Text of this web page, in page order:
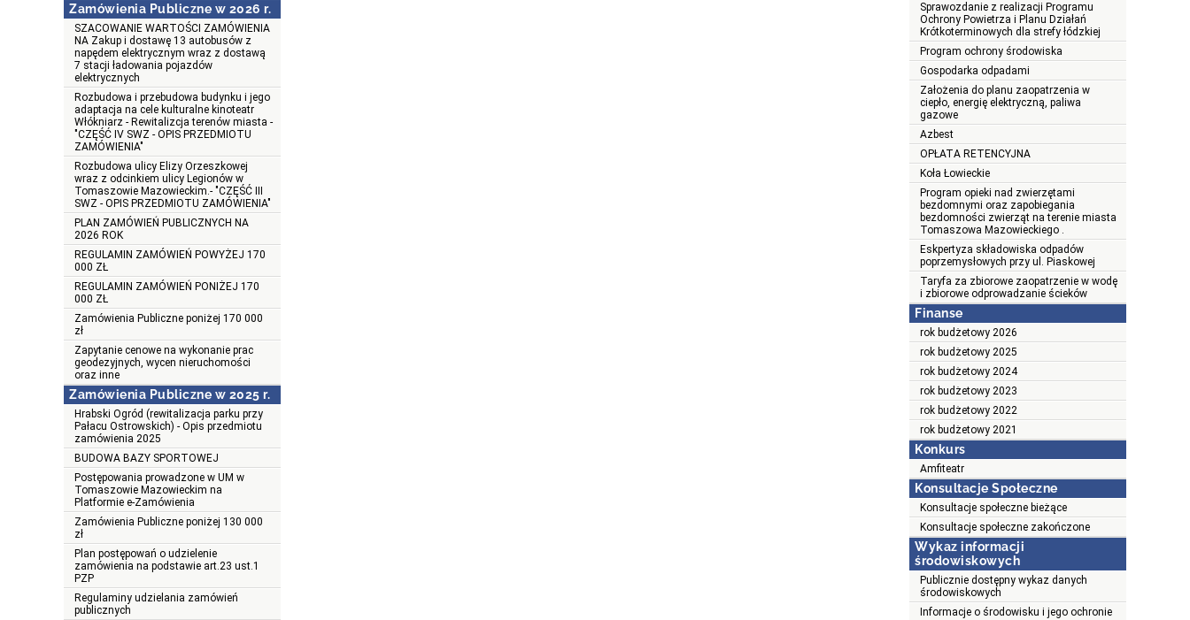
Zamówienia Publiczne w 2026 r.
SZACOWANIE WARTOŚCI ZAMÓWIENIA
NA Zakup i dostawę 13 autobusów z
napędem elektrycznym wraz z dostawą
7 stacji ładowania pojazdów
elektrycznych
Rozbudowa i przebudowa budynku i jego
adaptacja na cele kulturalne kinoteatr
Włókniarz - Rewitalizcja terenów miasta -
"CZĘŚĆ IV SWZ - OPIS PRZEDMIOTU
ZAMÓWIENIA"
Rozbudowa ulicy Elizy Orzeszkowej
wraz z odcinkiem ulicy Legionów w
Tomaszowie Mazowieckim.- "CZĘŚĆ III
SWZ - OPIS PRZEDMIOTU ZAMÓWIENIA"
PLAN ZAMÓWIEŃ PUBLICZNYCH NA
2026 ROK
REGULAMIN ZAMÓWIEŃ POWYŻEJ 170
000 ZŁ
REGULAMIN ZAMÓWIEŃ PONIŻEJ 170
000 ZŁ
Zamówienia Publiczne poniżej 170 000
zł
Zapytanie cenowe na wykonanie prac
geodezyjnych, wycen nieruchomości
oraz inne
Zamówienia Publiczne w 2025 r.
Hrabski Ogród (rewitalizacja parku przy
Pałacu Ostrowskich) - Opis przedmiotu
zamówienia 2025
BUDOWA BAZY SPORTOWEJ
Postępowania prowadzone w UM w
Tomaszowie Mazowieckim na
Platformie e-Zamówienia
Zamówienia Publiczne poniżej 130 000
zł
Plan postępowań o udzielenie
zamówienia na podstawie art.23 ust.1
PZP
Regulaminy udzielania zamówień
publicznych
Sprawozdanie z realizacji Programu
Ochrony Powietrza i Planu Działań
Krótkoterminowych dla strefy łódzkiej
Program ochrony środowiska
Gospodarka odpadami
Założenia do planu zaopatrzenia w
ciepło, energię elektryczną, paliwa
gazowe
Azbest
OPŁATA RETENCYJNA
Koła Łowieckie
Program opieki nad zwierzętami
bezdomnymi oraz zapobiegania
bezdomności zwierząt na terenie miasta
Tomaszowa Mazowieckiego .
Eskpertyza składowiska odpadów
poprzemysłowych przy ul. Piaskowej
Taryfa za zbiorowe zaopatrzenie w wodę
i zbiorowe odprowadzanie ścieków
Finanse
rok budżetowy 2026
rok budżetowy 2025
rok budżetowy 2024
rok budżetowy 2023
rok budżetowy 2022
rok budżetowy 2021
Konkurs
Amfiteatr
Konsultacje Społeczne
Konsultacje społeczne bieżące
Konsultacje społeczne zakończone
Wykaz informacji
środowiskowych
Publicznie dostępny wykaz danych
środowiskowych
Informacje o środowisku i jego ochronie